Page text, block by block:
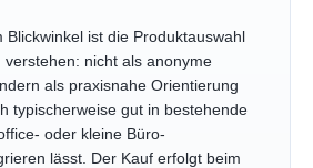
ist die Produktauswahl
verstehen: nicht als anonyme
als praxisnahe Orientierung
typischerweise gut in bestehende
oder kleine Büro-
lässt. Der Kauf erfolgt beim